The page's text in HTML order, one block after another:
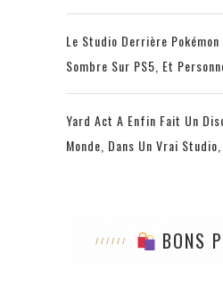
Le Studio Derrière Pokémon
Sombre Sur PS5, Et
Yard Act A Enfin Fait Un
Monde, Dans Un Vrai
BONS